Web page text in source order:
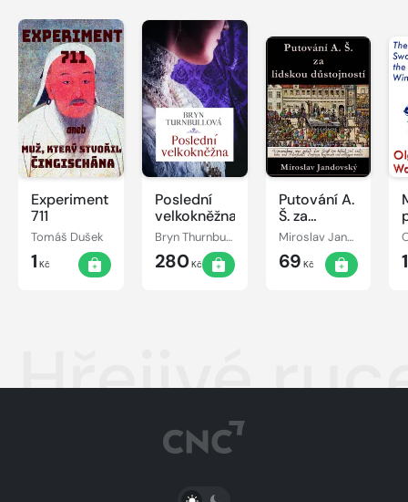
Experiment
711
Tomáš Dušek
1 Kč
Poslední
velkokněžna
Bryn Thurnbullová
280Kč
Putování A.
Š. za
lidskou
důstojností
Miroslav Jandovský
69 Kč
Hřejivé
PŘEPNOUT SVĚTLÝ/TMAVÝ REŽIM